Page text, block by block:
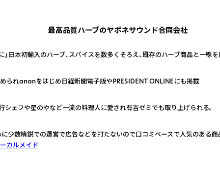
いただけます。最高品質ハーブのヤポネサウンド合同会社
日本初輸入のハーブ、スパイスを数多くそろえ、既存のハーブ商品と一線
られananをはじめ日経新聞電子版やPRESIDENT ONLINEにも掲載
シェフや星のやなど一流の料理人に愛され有吉ゼミでも取り上げられる。
少数精鋭での運営で広告などを打たないので口コミベースで人気のある商
カルメイド